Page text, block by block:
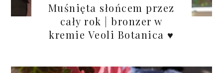
Muśnięta słońcem przez
cały rok | bronzer w
kremie Veoli Botanica ♥